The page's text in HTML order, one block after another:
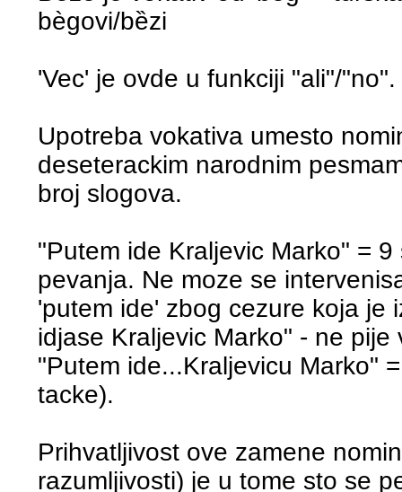
bègovi/bȅzi
'Vec' je ovde u funkciji "ali"/
Upotreba vokativa umesto
deseterackim narodnim
broj slogova.
"Putem ide Kraljevic Marko" =
pevanja. Ne moze se
'putem ide' zbog cezure koja je
idjase Kraljevic Marko" - ne pije
"Putem ide...Kraljevicu Marko"
tacke).
Prihvatljivost ove zamene
razumljivosti) je u tome sto se